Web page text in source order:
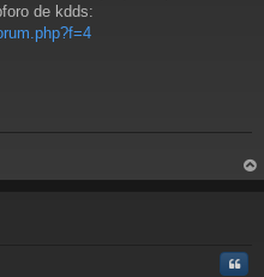
de kdds:
rri
Citar